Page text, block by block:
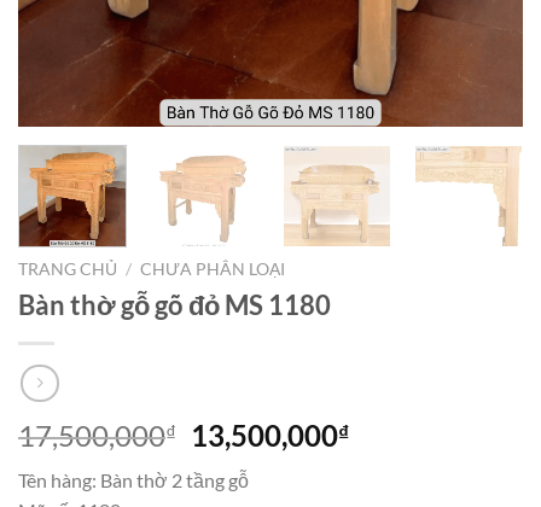
TRANG CHỦ / CHƯA PHÂN LOẠI
Bàn thờ gỗ gõ đỏ MS 1180
17,500,000₫
Giá
gốc
là:
13,500,000₫Giá
Tên hàng: Bàn thờ 2 tầng gỗ